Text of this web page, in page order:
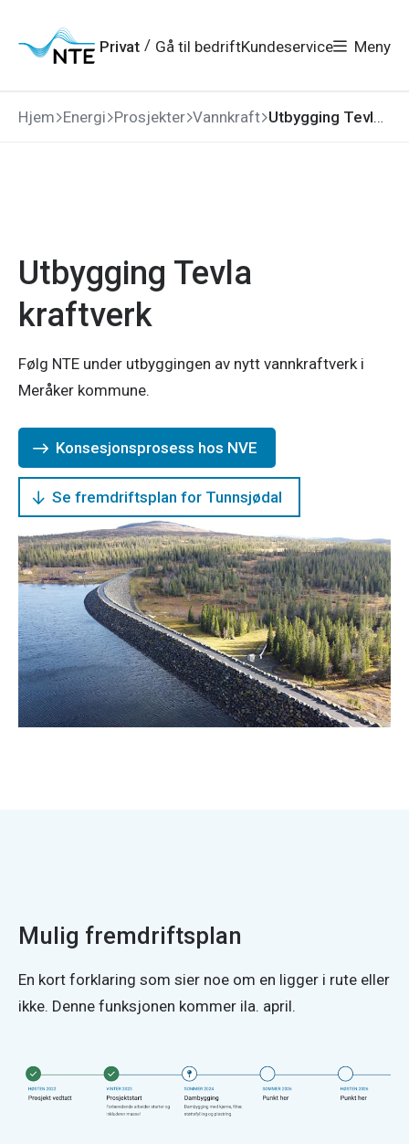
hovedmeny
søk
hovedinnhold
bunnområde
Privat / Gå til bedriftKundeservice Meny
Hjem Energi Prosjekter Vannkraft Utbygging Tevla kraftverk
Utbygging Tevla
kraftverk
Følg NTE under utbyggingen av nytt vannkraftverk i
Meråker kommune.
Konsesjonsprosess hos NVE
Se fremdriftsplan for Tunnsjødal
Mulig fremdriftsplan
En kort forklaring som sier noe om en ligger i rute eller
ikke. Denne funksjonen kommer ila. april.